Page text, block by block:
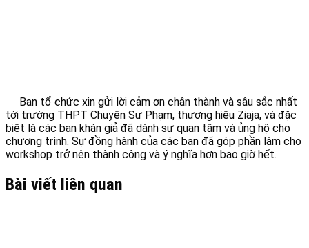
Ban tổ chức xin gửi lời cảm ơn chân thành và sâu sắc nhất
tới trường THPT Chuyên Sư Phạm, thương hiệu Ziaja, và đặc
biệt là các bạn khán giả đã dành sự quan tâm và ủng hộ cho
chương trình. Sự đồng hành của các bạn đã góp phần làm cho
workshop trở nên thành công và ý nghĩa hơn bao giờ hết.
Bài viết liên quan